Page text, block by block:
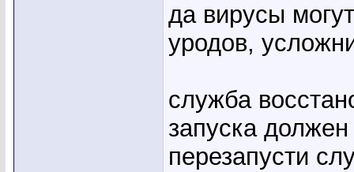
да вирусы
уродов,
служба
запуска
перезапусти